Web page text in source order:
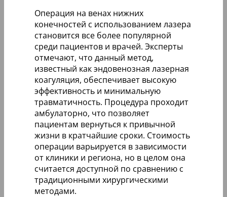
Операция на венах нижних
конечностей с использованием лазера
становится все более популярной
среди пациентов и врачей. Эксперты
отмечают, что данный метод,
известный как эндовенозная лазерная
коагуляция, обеспечивает высокую
эффективность и минимальную
травматичность. Процедура проходит
амбулаторно, что позволяет
пациентам вернуться к привычной
жизни в кратчайшие сроки. Стоимость
операции варьируется в зависимости
от клиники и региона, но в целом она
считается доступной по сравнению с
традиционными хирургическими
методами.